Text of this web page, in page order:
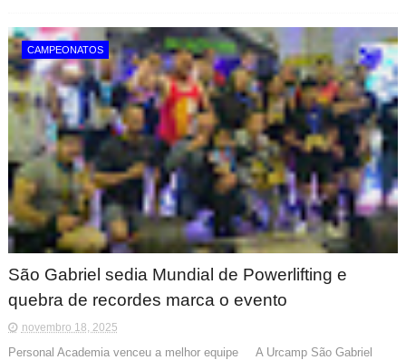
CAMPEONATOS
São Gabriel sedia Mundial de Powerlifting e
quebra de recordes marca o evento
novembro 18, 2025
Personal Academia venceu a melhor equipe A Urcamp São Gabriel